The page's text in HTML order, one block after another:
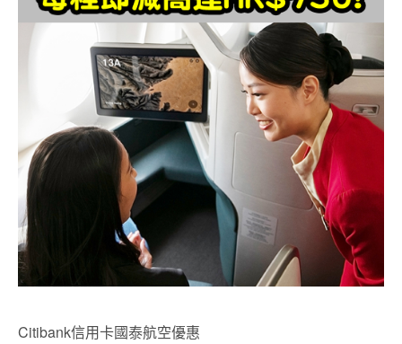
Citibank信用卡國泰航空優惠